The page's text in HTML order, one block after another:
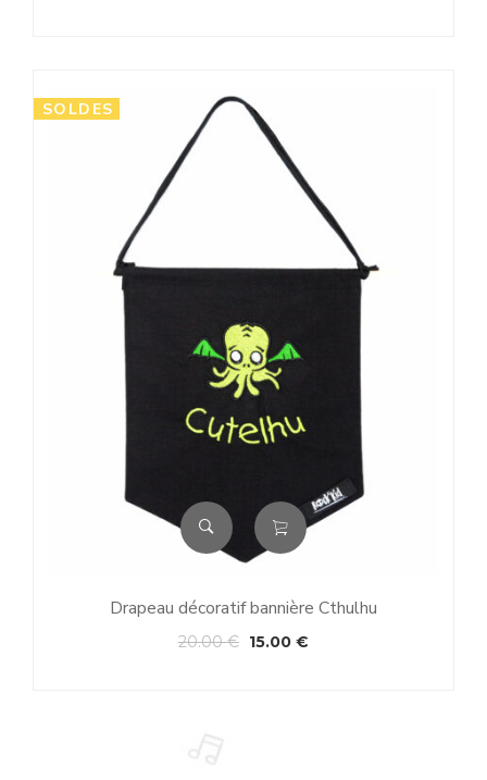
SOLDES
Drapeau décoratif bannière Cthulhu
20.00€ 15.00 €